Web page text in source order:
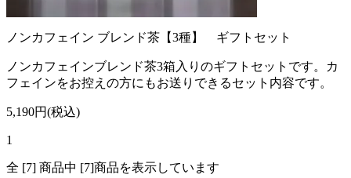
ノンカフェイン ブレンド茶【3種】 ギフトセット
ノンカフェインブレンド茶3箱入りのギフトセットです。カ
フェインをお控えの方にもお送りできるセット内容です。
5,190円(税込)
1
全 [7] 商品中 [7]商品を表示しています